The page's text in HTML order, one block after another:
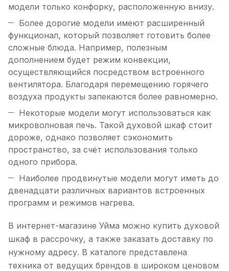
модели только конфорку, расположенную внизу.
Более дорогие модели имеют расширенный
функционал, который позволяет готовить более
сложные блюда. Например, полезным
дополнением будет режим конвекции,
осуществляющийся посредством встроенного
вентилятора. Благодаря перемещению горячего
воздуха продукты запекаются более равномерно.
Некоторые модели могут использоваться как
микроволновая печь. Такой духовой шкаф стоит
дороже, однако позволяет сэкономить
пространство, за счёт использования только
одного прибора.
Наиболее продвинутые модели могут иметь до
двенадцати различных вариантов встроенных
программ и режимов нагрева.
В интернет-магазине Уйма можно купить духовой
шкаф в рассрочку, а также заказать доставку по
нужному адресу. В каталоге представлена
техника от ведущих брендов в широком ценовом